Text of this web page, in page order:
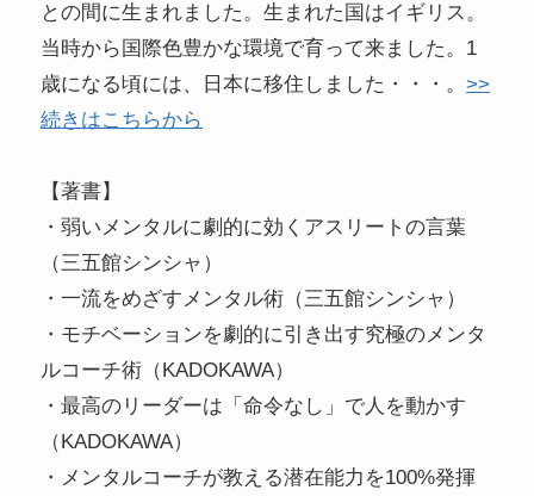
との間に生まれました。生まれた国はイギリス。
当時から国際色豊かな環境で育って来ました。1
歳になる頃には、日本に移住しました・・・。>>
続きはこちらから
【著書】
・弱いメンタルに劇的に効くアスリートの言葉
（三五館シンシャ）
・一流をめざすメンタル術（三五館シンシャ）
・モチベーションを劇的に引き出す究極のメンタ
ルコーチ術（KADOKAWA）
・最高のリーダーは「命令なし」で人を動かす
（KADOKAWA）
・メンタルコーチが教える潜在能力を100%発揮